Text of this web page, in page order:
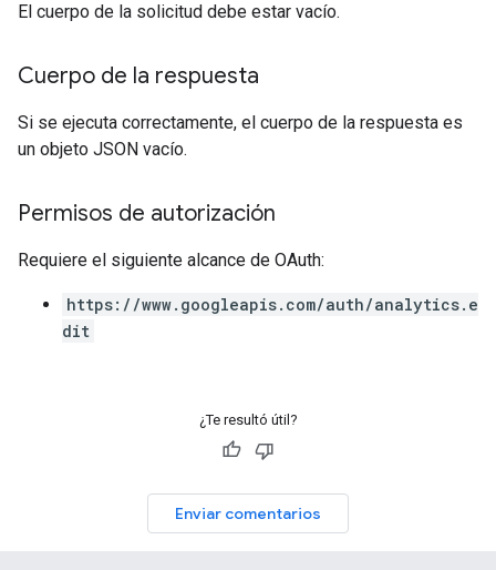
El cuerpo de la solicitud debe estar vacío.
Cuerpo de la respuesta
Si se ejecuta correctamente, el cuerpo de la respuesta es
un objeto JSON vacío.
Permisos de autorización
Requiere el siguiente alcance de OAuth:
https://www.googleapis.com/auth/analytics.e
dit
¿Te resultó útil?
Enviar comentarios